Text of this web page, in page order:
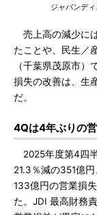
ジャパンデ
売上高の減少に
たことや、民生／
（千葉県茂原市
損失の改善は、生
だ。
4Qは4年ぶりの
2025年度第4四
21.3％減の351億
133億円の営業損
た。JDI 最高財務